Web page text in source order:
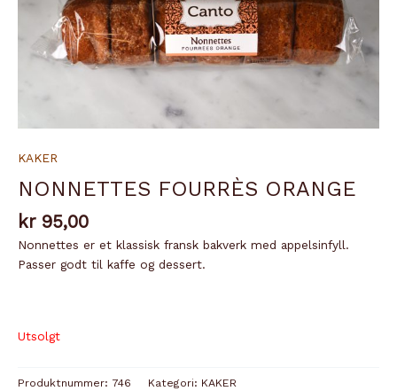
KAKER
NONNETTES FOURRÈS ORANGE
kr95,00
Nonnettes er et klassisk fransk bakverk med appelsinfyll.
Passer godt til kaffe og dessert.
Utsolgt
Produktnummer: 746 Kategori: KAKER